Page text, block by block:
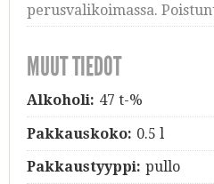
perusvalikoimassa.
MUUT TIEDOT
Alkoholi: 47 t-%
Pakkauskoko: 0.5 l
Pakkaustyyppi: pullo